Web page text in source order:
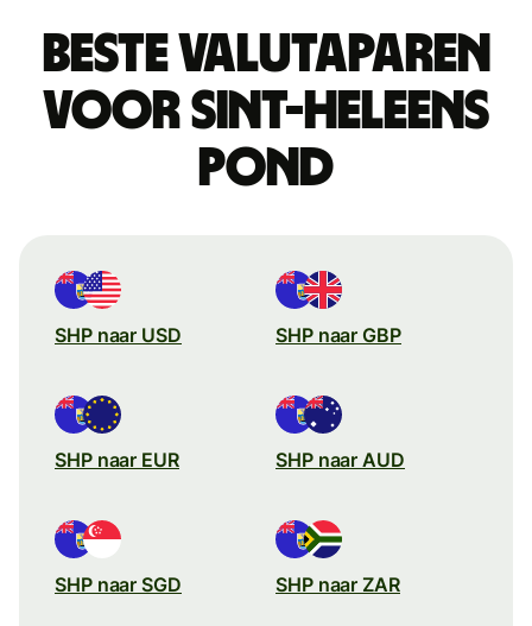
Beste valutaparen
voor Sint-Heleens
pond
SHP naar USD SHP naar GBP
SHP naar EUR SHP naar AUD
SHP naar SGD SHP naar ZAR